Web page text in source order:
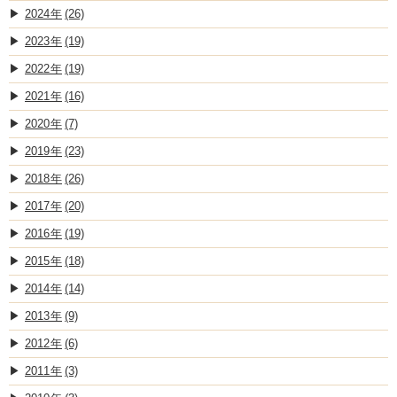
2024 (26)
2023 (19)
2022 (19)
2021 (16)
2020 (7)
2019 (23)
2018 (26)
2017 (20)
2016 (19)
2015 (18)
2014 (14)
2013 (9)
2012 (6)
2011 (3)